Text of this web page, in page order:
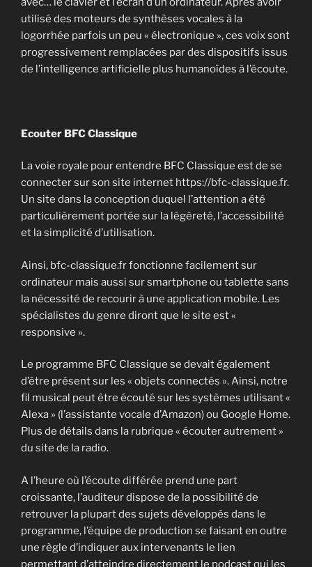
utilisé des moteurs de synthèses vocales à la
logorrhée parfois un peu « électronique », ces voix sont
progressivement remplacées par des dispositifs issus
de l’intelligence artificielle plus humanoïdes à l’écoute.
Ecouter BFC Classique
La voie royale pour entendre BFC Classique est de se
connecter sur son site internet https://bfc-classique.fr.
Un site dans la conception duquel l’attention a été
particulièrement portée sur la légèreté, l’accessibilité
et la simplicité d’utilisation.
Ainsi, bfc-classique.fr fonctionne facilement sur
ordinateur mais aussi sur smartphone ou tablette sans
la nécessité de recourir à une application mobile. Les
spécialistes du genre diront que le site est «
responsive ».
Le programme BFC Classique se devait également
d’être présent sur les « objets connectés ». Ainsi, notre
fil musical peut être écouté sur les systèmes utilisant «
Alexa » (l’assistante vocale d’Amazon) ou Google Home.
Plus de détails dans la rubrique « écouter autrement »
du site de la radio.
A l’heure où l’écoute différée prend une part
croissante, l’auditeur dispose de la possibilité de
retrouver la plupart des sujets développés dans le
programme, l’équipe de production se faisant en outre
une règle d’indiquer aux intervenants le lien
permettant d’atteindre directement le podcast qui les